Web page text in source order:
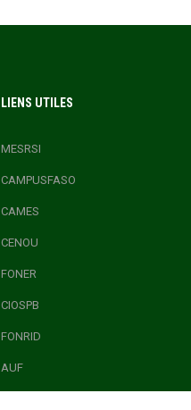
LIENS UTILES
MESRSI
CAMPUSFASO
CAMES
CENOU
FONER
CIOSPB
FONRID
AUF